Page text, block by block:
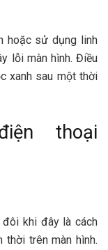
hoặc sử dụng linh
lỗi màn hình. Điều
xanh sau một thời
thoại
khi đây là cách
trên màn hình.